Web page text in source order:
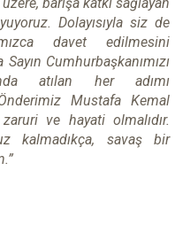
Dolayısıyla siz de
davet edilmesini
Cumhurbaşkanımızı
atılan her adımı
Mustafa Kemal
ve hayati olmalıdır.
kalmadıkça, savaş bir